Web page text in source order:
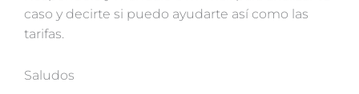
caso y decirte si puedo ayudarte así como las
tarifas.
Saludos